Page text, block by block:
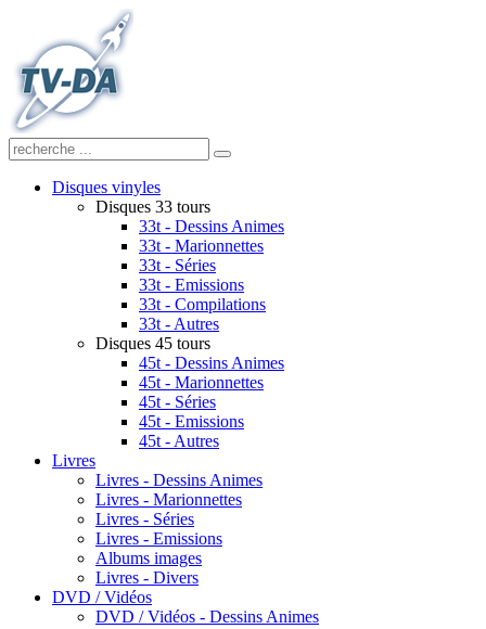
Disques vinyles
Disques 33 tours
33t - Dessins Animes
33t - Marionnettes
33t - Séries
33t - Emissions
33t - Compilations
33t - Autres
Disques 45 tours
45t - Dessins Animes
45t - Marionnettes
45t - Séries
45t - Emissions
45t - Autres
Livres
Livres - Dessins Animes
Livres - Marionnettes
Livres - Séries
Livres - Emissions
Albums images
Livres - Divers
DVD / Vidéos
DVD / Vidéos - Dessins Animes